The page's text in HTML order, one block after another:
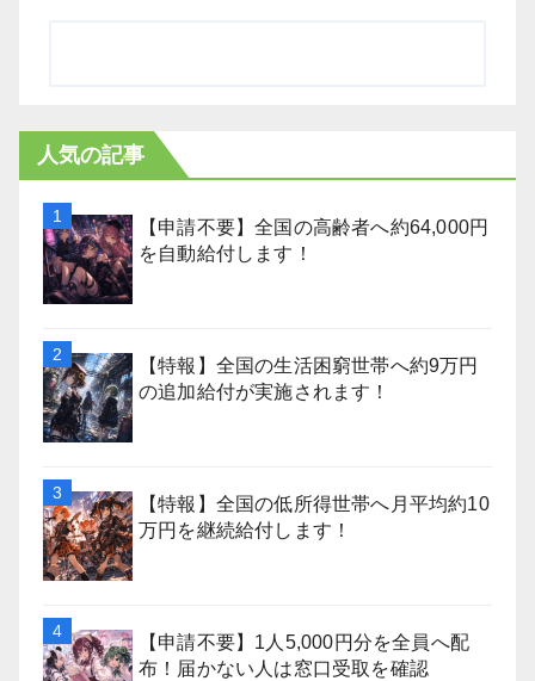
人気の記事
【申請不要】全国の高齢者へ約64,000円
を自動給付します！
【特報】全国の生活困窮世帯へ約9万円
の追加給付が実施されます！
【特報】全国の低所得世帯へ月平均約10
万円を継続給付します！
【申請不要】1人5,000円分を全員へ配
布！届かない人は窓口受取を確認